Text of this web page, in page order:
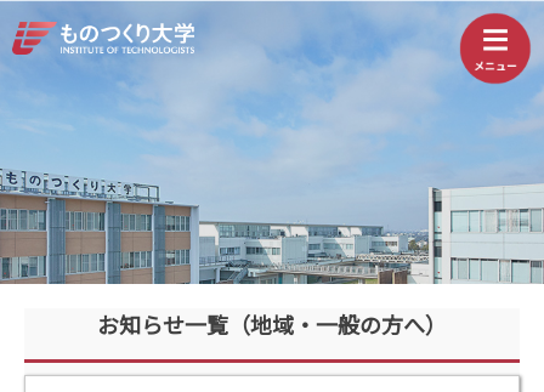
お知らせ一覧（地域・一般の方へ）